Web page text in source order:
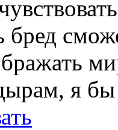
бред
я бы